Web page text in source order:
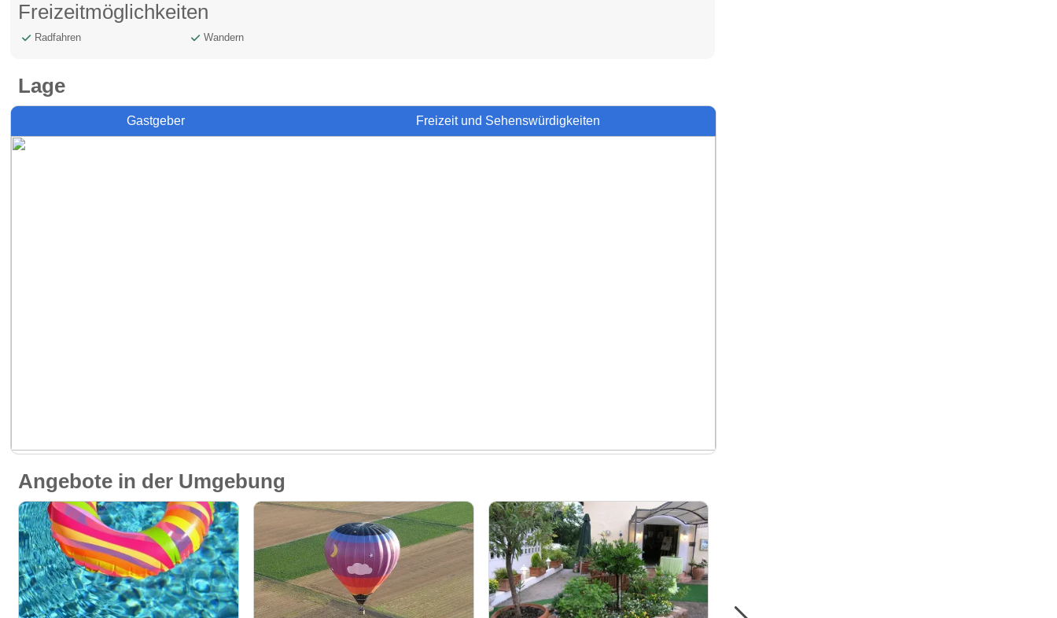
Freizeitmöglichkeiten
Radfahren Wandern
Lage
Gastgeber Freizeit und Sehenswürdigkeiten
Angebote in der Umgebung